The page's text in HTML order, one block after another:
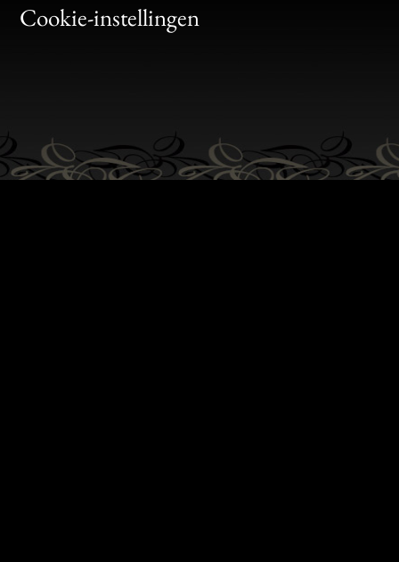
Cookie-instellingen